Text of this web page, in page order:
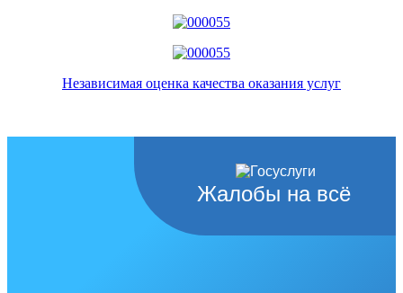
Независимая оценка качества оказания услуг
Жалобы на всё